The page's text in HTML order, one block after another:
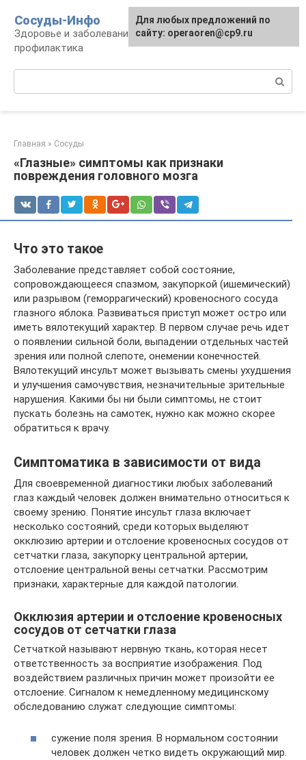
контенту
Сосуды-Инфо
Здоровье и заболевания сосудов и сердца,
профилактика
Главная » Сосуды
«Глазные» симптомы как признаки
повреждения головного мозга
Что это такое
Заболевание представляет собой состояние,
сопровождающееся спазмом, закупоркой (ишемический)
или разрывом (геморрагический) кровеносного сосуда
глазного яблока. Развиваться приступ может остро или
иметь вялотекущий характер. В первом случае речь идет
о появлении сильной боли, выпадении отдельных частей
зрения или полной слепоте, онемении конечностей.
Вялотекущий инсульт может вызывать смены ухудшения
и улучшения самочувствия, незначительные зрительные
нарушения. Какими бы ни были симптомы, не стоит
пускать болезнь на самотек, нужно как можно скорее
обратиться к врачу.
Симптоматика в зависимости от вида
Для своевременной диагностики любых заболеваний
глаз каждый человек должен внимательно относиться к
своему зрению. Понятие инсульт глаза включает
несколько состояний, среди которых выделяют
окклюзию артерии и отслоение кровеносных сосудов от
сетчатки глаза, закупорку центральной артерии,
отслоение центральной вены сетчатки. Рассмотрим
признаки, характерные для каждой патологии.
Окклюзия артерии и отслоение кровеносных
сосудов от сетчатки глаза
Сетчаткой называют нервную ткань, которая несет
ответственность за восприятие изображения. Под
воздействием различных причин может произойти ее
отслоение. Сигналом к немедленному медицинскому
обследованию служат следующие симптомы:
сужение поля зрения. В нормальном состоянии
человек должен четко видеть окружающий мир.
Для любых предложений по
сайту: operaoren@cp9.ru